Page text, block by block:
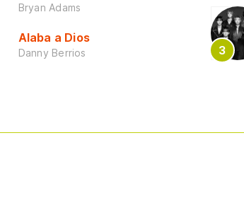
Bryan Adams
Alaba a Dios
Danny Berrios